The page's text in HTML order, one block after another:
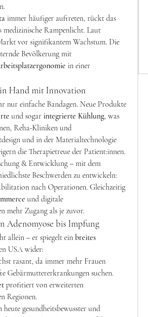
immer häufiger auftreten, rückt das
medizinische Rampenlicht. Laut
vor signifikantem Wachstum. Die
Bevölkerung mit
in einer
Hand mit Innovation
nur einfache Bandagen. Neue Produkte
und sogar integrierte Kühlung, was
Reha-Kliniken und
und in der Materialtechnologie
die Therapietreue der Patient:innen.
& Entwicklung – mit dem
Beschwerden zu entwickeln:
nach Operationen. Gleichzeitig
und digitale
mehr Zugang als je zuvor.
Adenomyose bis Impfung
allein – er spiegelt ein breites
USA wider:
rasant, da immer mehr Frauen
Gebärmuttererkrankungen suchen.
profitiert von erweiterten
Regionen.
gesundheitsbewusster und